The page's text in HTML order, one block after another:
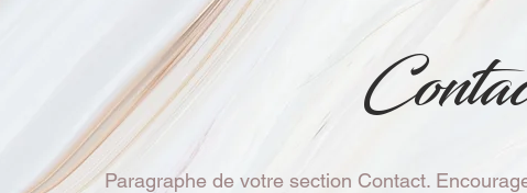
Paragraphe de votre section Contact.